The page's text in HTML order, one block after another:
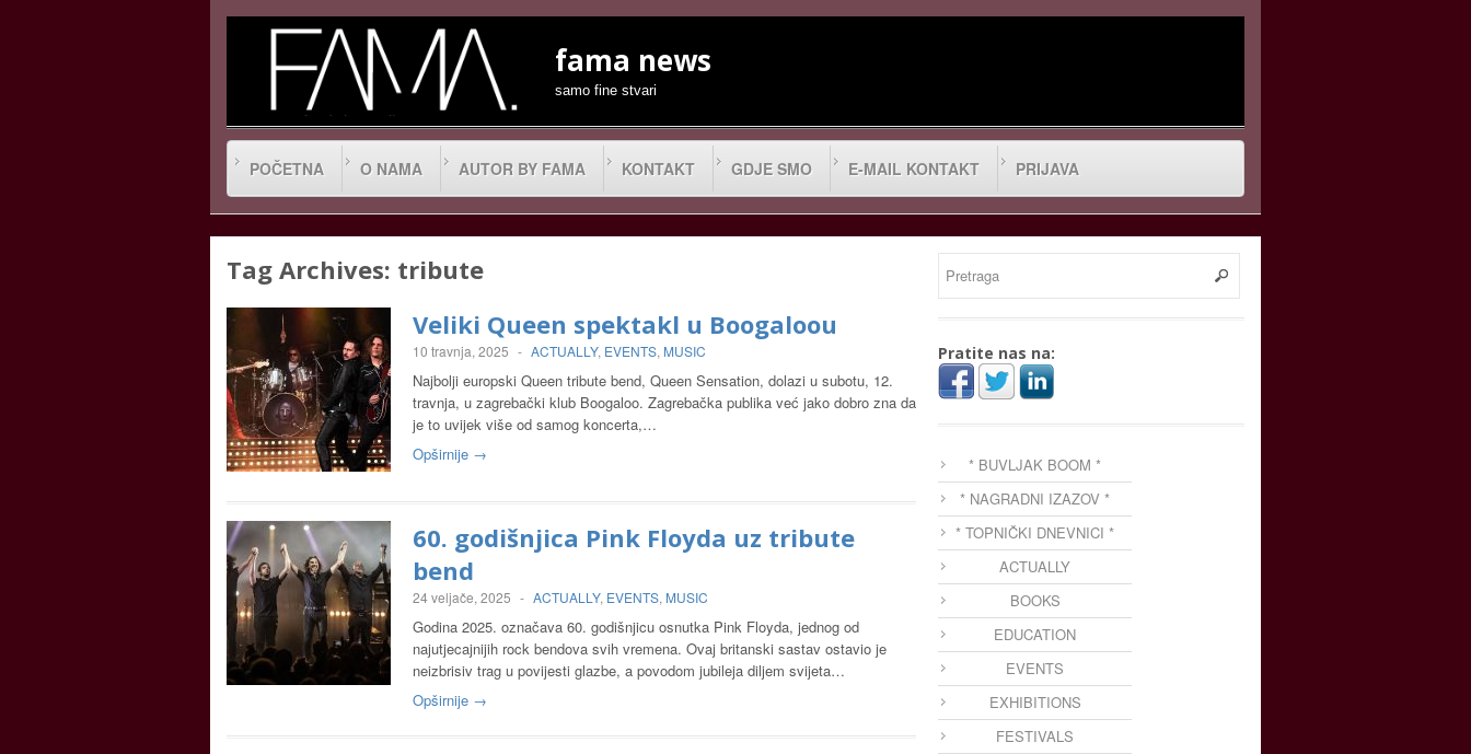
fama news
samo fine stvari
POČETNA O NAMA AUTOR BY FAMA KONTAKT GDJE SMO E-MAIL KONTAKT PRIJAVA
Tag Archives: tribute
Veliki Queen spektakl u Boogaloou
10 travnja, 2025 - ACTUALLY, EVENTS, MUSIC
Najbolji europski Queen tribute bend, Queen Sensation, dolazi u subotu, 12.
travnja, u zagrebački klub Boogaloo. Zagrebačka publika već jako dobro zna da
je to uvijek više od samog koncerta,…
Opširnije →
60. godišnjica Pink Floyda uz tribute
bend
24 veljače, 2025 - ACTUALLY, EVENTS, MUSIC
Godina 2025. označava 60. godišnjicu osnutka Pink Floyda, jednog od
najutjecajnijih rock bendova svih vremena. Ovaj britanski sastav ostavio je
neizbrisiv trag u povijesti glazbe, a povodom jubileja diljem svijeta…
Opširnije →
Pratite nas na:
* BUVLJAK BOOM *
* NAGRADNI IZAZOV *
* TOPNIČKI DNEVNICI *
ACTUALLY
BOOKS
EDUCATION
EVENTS
EXHIBITIONS
FESTIVALS